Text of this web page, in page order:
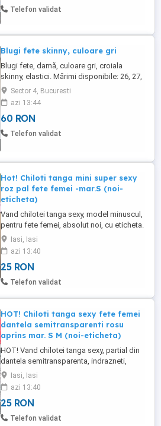
Telefon validat
Blugi fete skinny, culoare gri
Blugi fete, damă, culoare gri, croiala
skinny, elastici. Mărimi disponibile: 26, 27,
28, 30 si 31.
Sector 4, Bucuresti
azi 13:44
60 RON
Telefon validat
Hot! Chiloti tanga mini super sexy
roz pal fete femei -mar.S (noi-
eticheta)
Vand chilotei tanga sexy, model minuscul,
pentru fete femei, absolut noi, cu eticheta.
Marime S. Culoare roz pal cu imprimeu
discret floral in nuante de roz, rosu,
galben, bleu, violet. Datorita compozitiei,
sunt usor transparenti. Elastici, foarte
confortabili si placuti la atingere.
Iasi, Iasi
azi 13:40
25 RON
Telefon validat
HOT! Chiloti tanga sexy fete femei
dantela semitransparenti rosu
aprins mar. S M (noi-eticheta)
HOT! Vand chilotei tanga sexy, partial din
dantela semitransparenta, indrazneti,
culoare rosu aprins, pentru fete femei,
marime S M, absolut noi cu eticheta.
Foarte buna calitate, elastici, incitanti.
Compozitie: 95% bumbac si 5% spandex.
Iti doresti un look sexy si provocator?
Iasi, Iasi
azi 13:40
25 RON
Telefon validat